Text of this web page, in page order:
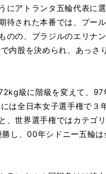
にアトランタ五輪代表に
待された本番では、プー
のの、ブラジルのエリナ
内股を決められ、あっさ
級に階級を変えて、97
は全日本女子選手権で３
、世界選手権ではカテゴ
し、00年シドニー五輪は